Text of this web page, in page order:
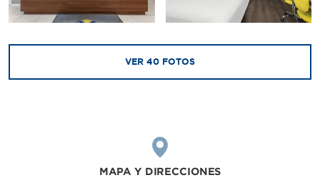
VER 40 FOTOS
MAPA Y DIRECCIONES